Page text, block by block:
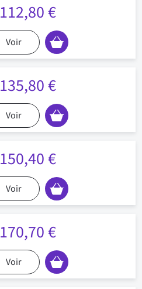
112,80 €
Voir
135,80 €
Voir
150,40 €
Voir
170,70 €
Voir